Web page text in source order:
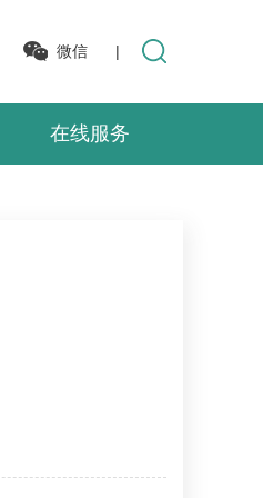
微信 |
在线服务